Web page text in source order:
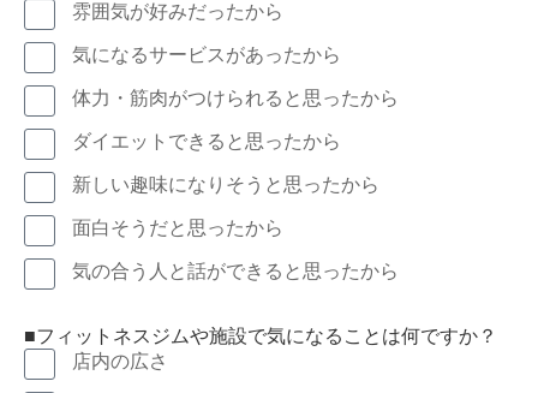
雰囲気が好みだったから
気になるサービスがあったから
体力・筋肉がつけられると思ったから
ダイエットできると思ったから
新しい趣味になりそうと思ったから
面白そうだと思ったから
気の合う人と話ができると思ったから
■フィットネスジムや施設で気になることは何ですか？
店内の広さ